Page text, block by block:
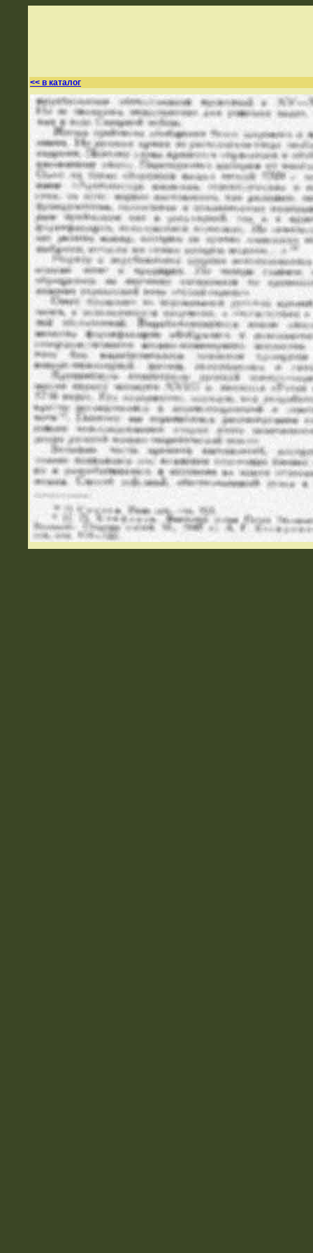
<< в каталог